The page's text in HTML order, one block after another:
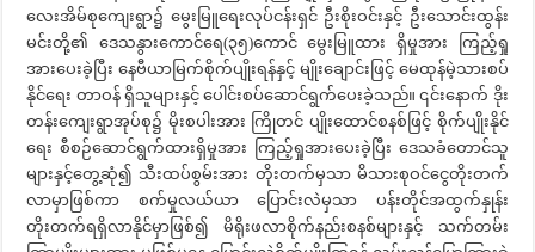
လေးအိမ်စုကျေးရွာ၌ မွေးမြူရေးလုပ်ငန်းရှင် ဦးစိုးဝင်းနှင့် ဦးသောင်းထွန်း
မင်းတို့၏ ဒေသနွားကောင်ရေ(၃၅)ကောင် မွေးမြူထား ရှိမှုအား ကြည့်ရှု
အားပေးခဲ့ပြီး နေဗီယာမြက်စိုက်ပျိုးရန်နှင့် မျိုးချောင်းဖြင့် မေထုန်မဲ့သားစပ်
နိုင်ရေး တာဝန် ရှိသူများနှင့် ပေါင်းစပ်ဆောင်ရွက်ပေးခဲ့သည်။ ၎င်းနောက် ဒိုး
တန်းကျေးရွာအုပ်စု၌ မိုးစပါးအား ကြိုတင် ပျိုးထောင်စနစ်ဖြင့် စိုက်ပျိုးနိုင်
ရေး စီစဉ်ဆောင်ရွက်ထားရှိမှုအား ကြည့်ရှုအားပေးခဲ့ပြီး ဒေသခံတောင်သူ
များနှင့်တွေ့ဆုံ၍ သီးထပ်စွမ်းအား တိုးတက်မှသာ မိသားစုဝင်ငွေတိုးတက်
လာမှာဖြစ်ကာ စက်မှုလယ်ယာ ပြောင်းလဲမှသာ ပန်းတိုင်အထွက်နှုန်း
တိုးတက်ရရှိလာနိုင်မှာဖြစ်၍ မိရိုးဖလာစိုက်နည်းစနစ်များနှင့် သက်တမ်း